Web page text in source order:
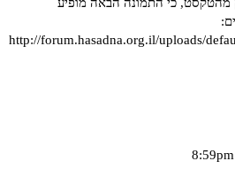
http://forum.hasadna.org.il/uploads/